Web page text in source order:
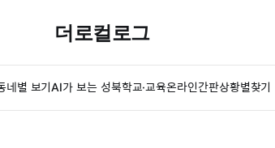
더로컬로그
네별 보기AI가 보는 성북학교·교육온라인간판상황별찾기